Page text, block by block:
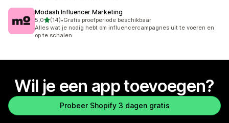
Modash Influencer Marketing
5,0van 5 sterren
(14)
14 recensies in totaal
•Gratis proefperiode beschikbaar
Alles wat je nodig hebt om influencercampagnes uit te voeren en
op te schalen
Wil je een app toevoegen?
Probeer Shopify 3 dagen gratis